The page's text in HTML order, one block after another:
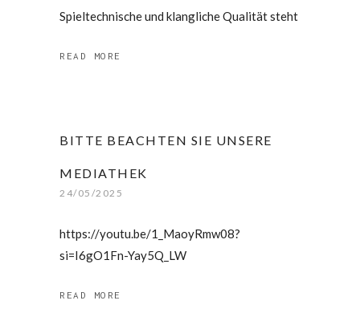
Spieltechnische und klangliche Qualität steht
READ MORE
BITTE BEACHTEN SIE UNSERE
MEDIATHEK
24/05/2025
https://youtu.be/1_MaoyRmw08?
si=I6gO1Fn-Yay5Q_LW
READ MORE